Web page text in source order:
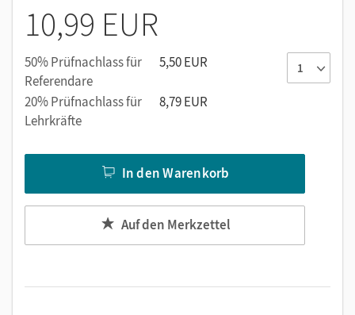
10,99 EUR
50% Prüfnachlass für
Referendare
5,50 EUR
20% Prüfnachlass für
Lehrkräfte
8,79 EUR
In den Warenkorb
Auf den Merkzettel